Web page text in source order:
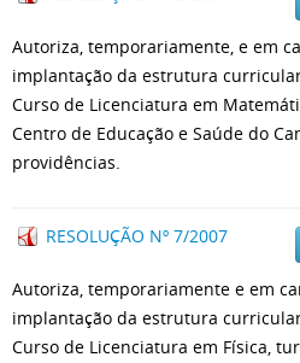
Autoriza, temporariamente, e em
implantação da estrutura
Curso de Licenciatura em
Centro de Educação e Saúde do
providências.
RESOLUÇÃO Nº 7/2007
Autoriza, temporariamente e em
implantação da estrutura
Curso de Licenciatura em Física,